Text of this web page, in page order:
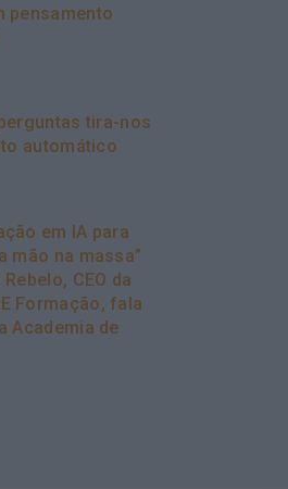
pensamento
tira-nos
automático
em IA para
mão na massa”
Rebelo, CEO da
Formação, fala
Academia de